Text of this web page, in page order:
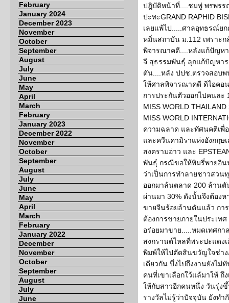
February
January 2024
December 2023
November
October
September
August
July
June
May
April
March
February
January 2023
December 2022
November
October
September
August
July
June
May
April
March
February
January 2022
December
November
October
September
August
July
June
ปฎิบัติหน้าที่....ชมพู่ พรพรร
ปะทะGRAND RAPHID
เลยแพ้ไป.....ศาลอุทธรณ์ย
หมิ่นสถาบัน ม.112 เพราะ
พิจารณาคดี....หลังแก้ปัญห
จี สุธรรมพันธุ์ ลุกแก้ปัญหาร
ตัน....หลัง ปปช.ตรวจสอบ
ให้ศาลพิจารณาคดี ดิไอคอ
การประกันตัวออกไปคนละ
MISS WORLD
MISS WORLD
ความฉลาด และทัศนคติเพื่
และควีนคามิราแห่งอังกฤษ
สงครามอ่าว และ
พันธุ์ กรณีขอให้พิมรี่พายอิน
ว่าเป็นการทำลายชาวสว
ออกมาล้นตลาด 200 ล้าน
ผ่านมา 30% ดังนั้นจึงต้อง
ขายจีนร้อยล้านตันแล้ว กา
ต้องการขายภายในประเท
อร่อยมาขาย.....หมดเทศก
สงกรานต์ไหลที่พระปะแดง
พิมพ์ให้ไปตัดสินขวัญใจช่า
เดียวกัน บึ่งไปถึงงานยังไ
คนที่เขาเลือกใว้แล้มาให้ ถึ
ให้กับสาวอีกคนหนึ่ง วันรุ่งขึ้
รางวัลไม่รู้ว่าปัจจุบัน ยังทำ